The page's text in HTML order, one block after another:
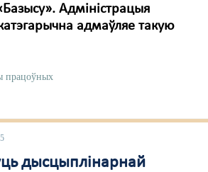
Адміністрацыя
адмаўляе такую
працоўных
дысцыплінарнай